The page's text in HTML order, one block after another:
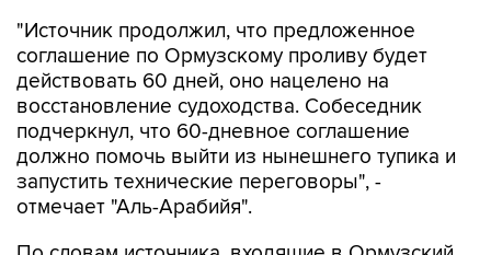
действовать 60 дней, оно нацелено на
восстановление судоходства. Собеседник
подчеркнул, что 60-дневное соглашение
должно помочь выйти из нынешнего тупика и
запустить технические переговоры", -
отмечает "Аль-Арабийя".
По словам источника, входящие в Ормузский